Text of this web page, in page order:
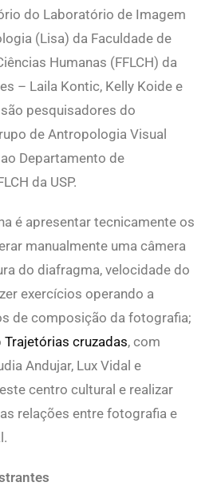
do Laboratório de Imagem
(Lisa) da Faculdade de
Humanas (FFLCH) da
– Laila Kontic, Kelly Koide e
pesquisadores do
de Antropologia Visual
Departamento de
da USP.
é apresentar tecnicamente os
manualmente uma câmera
do diafragma, velocidade do
exercícios operando a
de composição da fotografia;
Trajetórias cruzadas, com
Andujar, Lux Vidal e
centro cultural e realizar
relações entre fotografia e